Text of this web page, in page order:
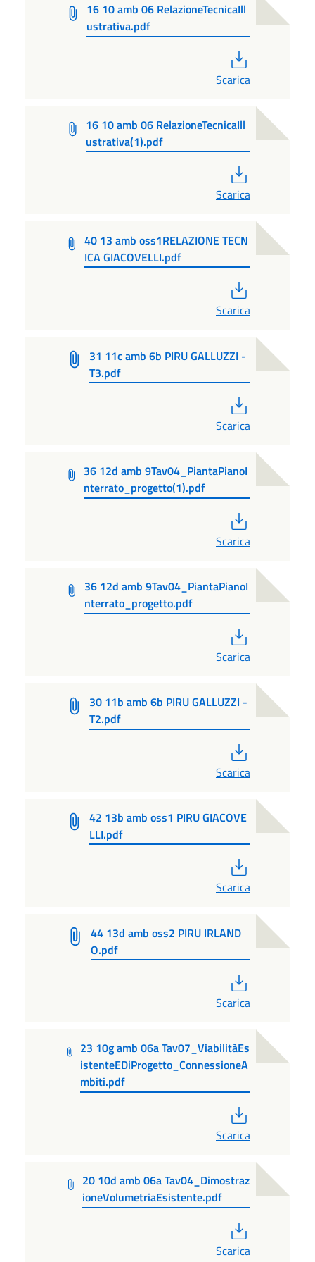
16 10 amb 06 RelazioneTecnicaIll
ustrativa.pdf
Scarica
16 10 amb 06 RelazioneTecnicaIll
ustrativa(1).pdf
Scarica
40 13 amb oss1RELAZIONE TECN
ICA GIACOVELLI.pdf
Scarica
31 11c amb 6b PIRU GALLUZZI -
T3.pdf
Scarica
36 12d amb 9Tav04_PiantaPianoI
nterrato_progetto(1).pdf
Scarica
36 12d amb 9Tav04_PiantaPianoI
nterrato_progetto.pdf
Scarica
30 11b amb 6b PIRU GALLUZZI -
T2.pdf
Scarica
42 13b amb oss1 PIRU GIACOVE
LLI.pdf
Scarica
44 13d amb oss2 PIRU IRLAND
O.pdf
Scarica
23 10g amb 06a Tav07_ViabilitàEs
istenteEDiProgetto_ConnessioneA
mbiti.pdf
Scarica
20 10d amb 06a Tav04_Dimostraz
ioneVolumetriaEsistente.pdf
Scarica